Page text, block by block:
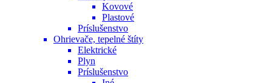
Kovové
Plastové
Príslušenstvo
Ohrievače, tepelné štíty
Elektrické
Plyn
Príslušenstvo